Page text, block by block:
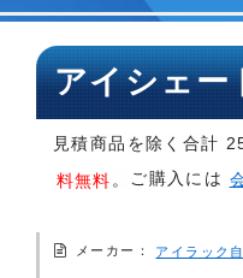
トップページ
歯科関連機器
術野撮影キット
アイシェー
見積商品を除く合計
料無料 。 ご購入には
メーカー： アイラック